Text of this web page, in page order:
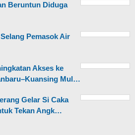
Beruntun Diduga
Pemasok Air
Akses ke
Mul…
Gelar Si Caka
Tekan Angk…